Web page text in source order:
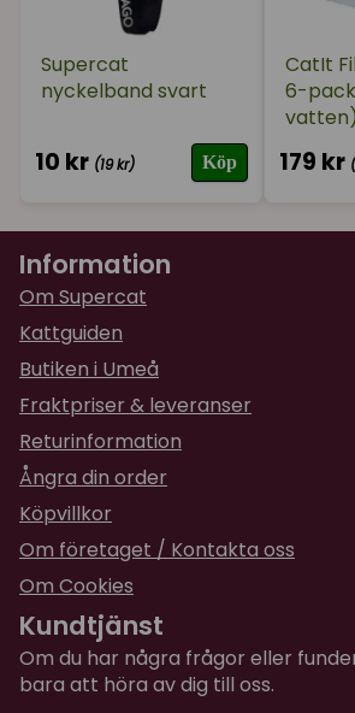
Supercat
nyckelband svart
10 kr (19 kr) Köp
CatIt
6-
vatten)
179 kr
Information
Om Supercat
Kattguiden
Butiken i Umeå
Fraktpriser & leveranser
Returinformation
Ångra din order
Köpvillkor
Om företaget / Kontakta oss
Om Cookies
Kundtjänst
Om du har några frågor eller
bara att höra av dig till oss.